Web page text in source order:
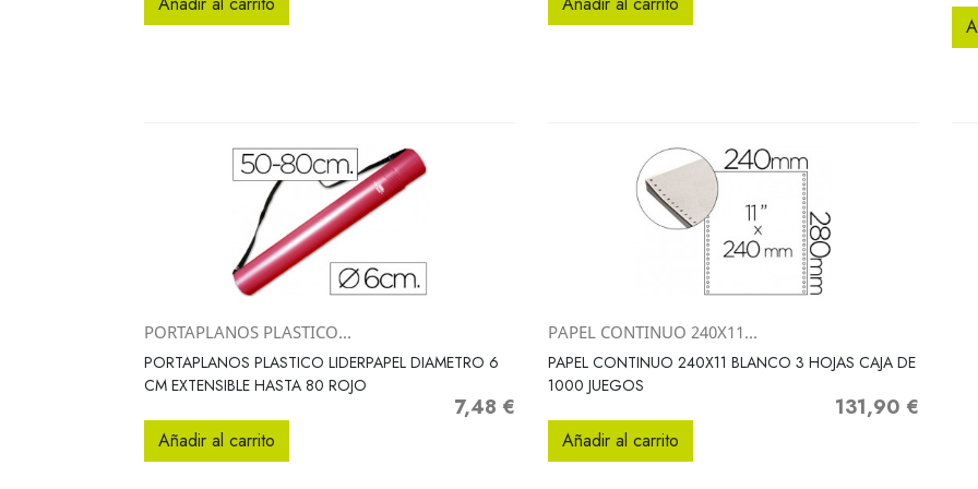
Vista rápida
PORTAPLANOS PLASTICO...
PORTAPLANOS PLASTICO LIDERPAPEL DIAMETRO 6
CM EXTENSIBLE HASTA 80 ROJO
Precio
7,48 €
Añadir al carrito
Vista rápida
PAPEL CONTINUO 240X11...
PAPEL CONTINUO 240X11 BLANCO 3 HOJAS CAJA DE
1000 JUEGOS
Precio
131,90 €
Añadir al carrito